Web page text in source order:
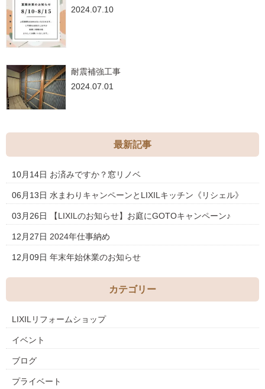
2024.07.10
耐震補強工事
2024.07.01
最新記事
10月14日 お済みですか？窓リノベ
06月13日 水まわりキャンペーンとLIXILキッチン《リシェル》
03月26日 【LIXILのお知らせ】お庭にGOTOキャンペーン♪
12月27日 2024年仕事納め
12月09日 年末年始休業のお知らせ
カテゴリー
LIXILリフォームショップ
イベント
ブログ
プライベート